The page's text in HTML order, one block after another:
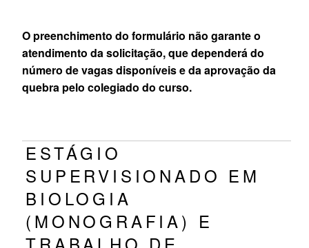
O preenchimento do formulário não garante o
atendimento da solicitação, que dependerá do
número de vagas disponíveis e da aprovação da
quebra pelo colegiado do curso.
ESTÁGIO
SUPERVISIONADO EM
BIOLOGIA
(MONOGRAFIA) E